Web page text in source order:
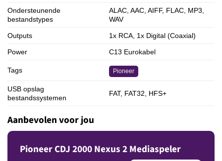
Ondersteunende
bestandstypes
ALAC, AAC, AIFF, FLAC, MP3,
WAV
Outputs 1x RCA, 1x Digital (Coaxial)
Power C13 Eurokabel
Tags Pioneer
USB opslag
bestandssystemen
FAT, FAT32, HFS+
Aanbevolen voor jou
Pioneer CDJ 2000 Nexus 2 Mediaspeler